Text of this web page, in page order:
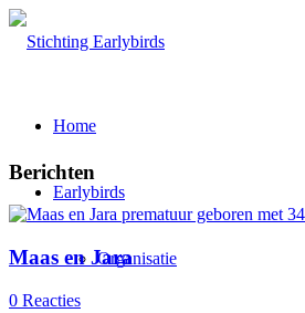
Home
Earlybirds
Organisatie
Berichten
Maas en Jara
0 Reacties